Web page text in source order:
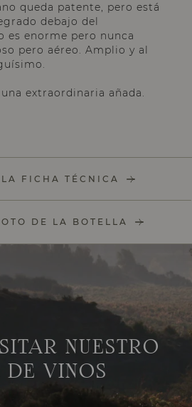
queda patente, pero está
debajo del
es enorme pero nunca
pero aéreo. Amplio y al
extraordinaria añada.
LA FICHA TÉCNICA
DE LA BOTELLA
NUESTRO
DE VINOS